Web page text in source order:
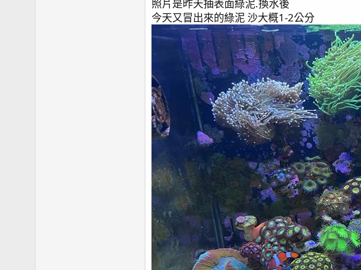
照片是昨天抽表面綠泥.換水後
今天又冒出來的綠泥 沙大概1-2公分